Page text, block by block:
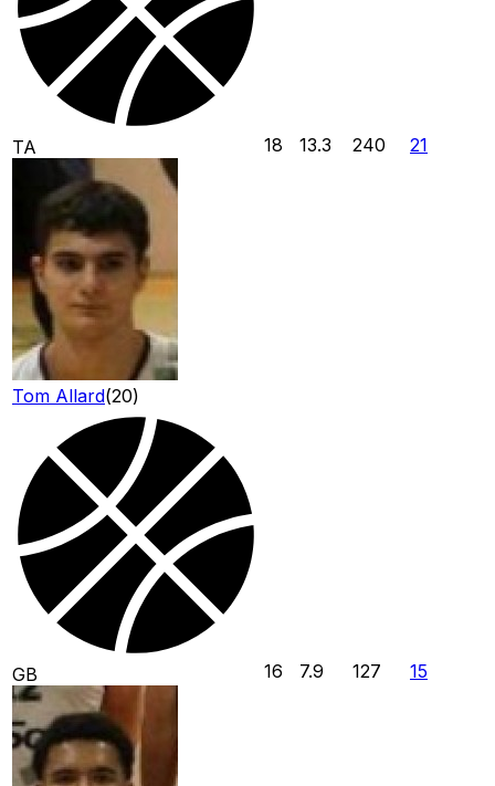
TA
Tom Allard(20)
18 13.3 240 21
GB 16 7.9 127 15